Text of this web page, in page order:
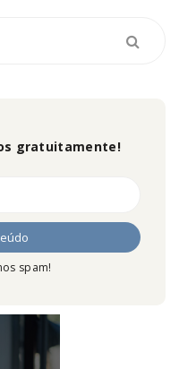
gratuitamente!
spam!